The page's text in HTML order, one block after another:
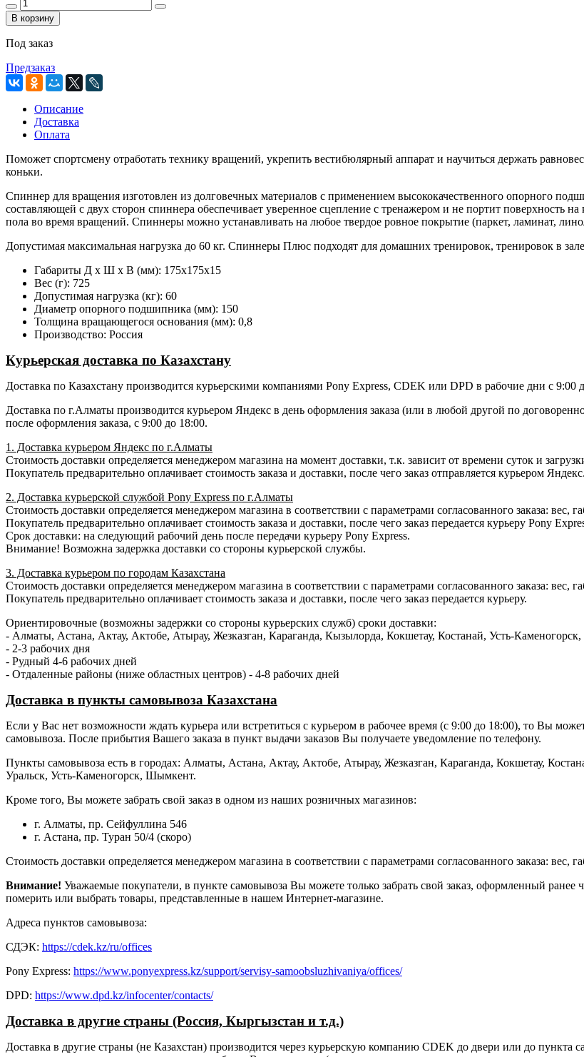
В корзину
Под заказ
Предзаказ
Описание
Доставка
Оплата
Поможет спортсмену отработать технику вращений, укрепить вестибюлярный аппарат и научиться держать
коньки.
Спиннер для вращения изготовлен из долговечных материалов с применением высококачественного опорного
составляющей с двух сторон спиннера обеспечивает уверенное сцепление с тренажером и не портит поверхность
пола во время вращений. Спиннеры можно устанавливать на любое твердое ровное покрытие (паркет, ламинат,
Допустимая максимальная нагрузка до 60 кг. Спиннеры Плюс подходят для домашних тренировок, тренировок в
Габариты Д х Ш х В (мм): 175х175х15
Вес (г): 725
Допустимая нагрузка (кг): 60
Диаметр опорного подшипника (мм): 150
Толщина вращающегося основания (мм): 0,8
Производство: Россия
Курьерская доставка по Казахстану
Доставка по Казахстану производится курьерскими компаниями Pony Express, CDEK или DPD в рабочие дни с 9:00
Доставка по г.Алматы производится курьером Яндекс в день оформления заказа (или в любой другой по
после оформления заказа, с 9:00 до 18:00.
1. Доставка курьером Яндекс по г.Алматы
Стоимость доставки определяется менеджером магазина на момент доставки, т.к. зависит от времени суток и
Покупатель предварительно оплачивает стоимость заказа и доставки, после чего заказ отправляется курьером Яндекс.
2. Доставка курьерской службой Pony Express по г.Алматы
Стоимость доставки определяется менеджером магазина в соответствии с параметрами согласованного заказа: вес,
Покупатель предварительно оплачивает стоимость заказа и доставки, после чего заказ передается курьеру Pony
Срок доставки: на следующий рабочий день после передачи курьеру Pony Express.
Внимание! Возможна задержка доставки со стороны курьерской службы.
3. Доставка курьером по городам Казахстана
Стоимость доставки определяется менеджером магазина в соответствии с параметрами согласованного заказа: вес,
Покупатель предварительно оплачивает стоимость заказа и доставки, после чего заказ передается курьеру.
Ориентировочные (возможны задержки со стороны курьерских служб) сроки доставки:
- Алматы, Астана, Актау, Актобе, Атырау, Жезказган, Караганда, Кызылорда, Кокшетау, Костанай, Усть-
- 2-3 рабочих дня
- Рудный 4-6 рабочих дней
- Отдаленные районы (ниже областных центров) - 4-8 рабочих дней
Доставка в пункты самовывоза Казахстана
Если у Вас нет возможности ждать курьера или встретиться с курьером в рабочее время (с 9:00 до 18:00), то Вы
самовывоза. После прибытия Вашего заказа в пункт выдачи заказов Вы получаете уведомление по телефону.
Пункты самовывоза есть в городах: Алматы, Астана, Актау, Актобе, Атырау, Жезказган, Караганда, Кокшетау,
Уральск, Усть-Каменогорск, Шымкент.
Кроме того, Вы можете забрать свой заказ в одном из наших розничных магазинов:
г. Алматы, пр. Сейфуллина 546
г. Астана, пр. Туран 50/4 (скоро)
Стоимость доставки определяется менеджером магазина в соответствии с параметрами согласованного заказа: вес,
Внимание! Уважаемые покупатели, в пункте самовывоза Вы можете только забрать свой заказ, оформленный ранее
померить или выбрать товары, представленные в нашем Интернет-магазине.
Адреса пунктов самовывоза:
СДЭК: https://cdek.kz/ru/offices
Pony Express: https://www.ponyexpress.kz/support/servisy-samoobsluzhivaniya/offices/
DPD: https://www.dpd.kz/infocenter/contacts/
Доставка в другие страны (Россия, Кыргызстан и т.д.)
Доставка в другие страны (не Казахстан) производится через курьерскую компанию CDEK до двери или до пункта